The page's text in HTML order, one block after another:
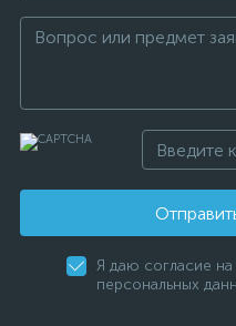
Я даю согласие
персональных